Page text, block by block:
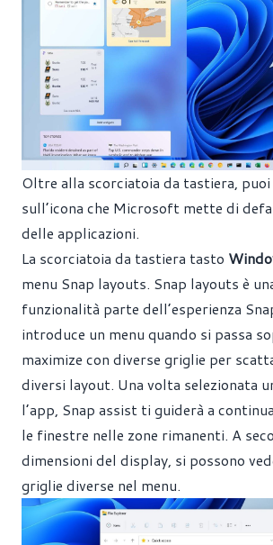
Oltre alla scorciatoia da tastiera, puoi
sull’icona che Microsoft mette di
delle applicazioni.
La scorciatoia da tastiera tasto
menu Snap layouts. Snap layouts è
funzionalità parte dell’esperienza
introduce un menu quando si passa
maximize con diverse griglie per
diversi layout. Una volta selezionata
l’app, Snap assist ti guiderà a
le finestre nelle zone rimanenti. A
dimensioni del display, si possono
griglie diverse nel menu.